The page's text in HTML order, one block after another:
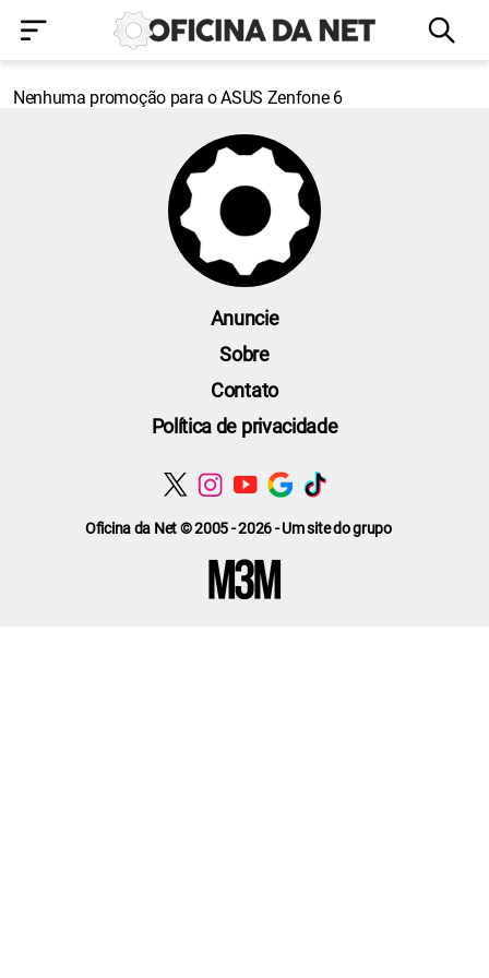
Nenhuma promoção para o ASUS Zenfone 6
Oficina da Net © 2005 - 2026 - Um site do grupo
Anuncie
Sobre
Contato
Política de privacidade